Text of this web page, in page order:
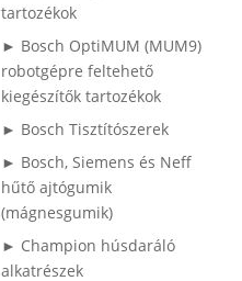
tartozékok
► Bosch OptiMUM (MUM9)
robotgépre feltehető
kiegészítők tartozékok
► Bosch Tisztítószerek
► Bosch, Siemens és Neff
hűtő ajtógumik
(mágnesgumik)
► Champion húsdaráló
alkatrészek